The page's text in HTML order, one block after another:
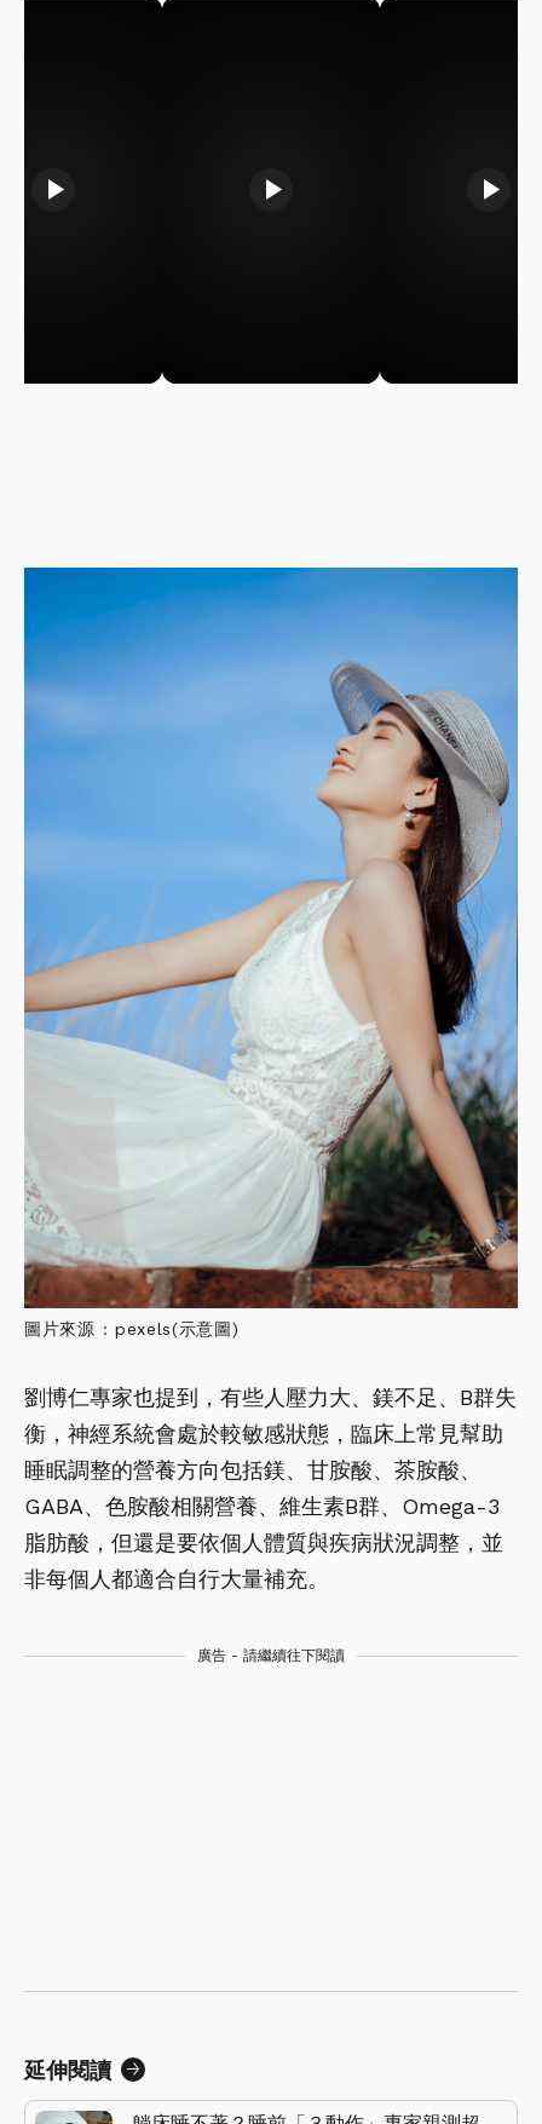
play_arrow play_arrow play_arrow
圖片來源 : pexels(示意圖)
劉博仁專家也提到，有些人壓力大、鎂不足、B群失
衡，神經系統會處於較敏感狀態，臨床上常見幫助
睡眠調整的營養方向包括鎂、甘胺酸、茶胺酸、
GABA、色胺酸相關營養、維生素B群、Omega-3
脂肪酸，但還是要依個人體質與疾病狀況調整，並
非每個人都適合自行大量補充。
廣告 - 請繼續往下閱讀
延伸閱讀